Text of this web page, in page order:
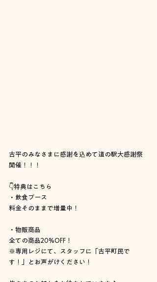
古平のみなさまに感謝を込めて道の駅大感謝祭
開催！！！
👇特典はこちら
・飲食ブース
料金そのままで増量中！
・物販商品
全ての商品20%OFF！
※専用レジにて、スタッフに「古平町民で
す！」とお声がけください！